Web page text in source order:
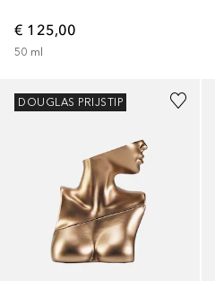
€ 125,00
50 ml
DOUGLAS PRIJSTIP